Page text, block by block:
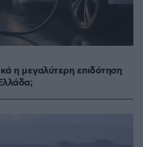
η μεγαλύτερη επιδότηση